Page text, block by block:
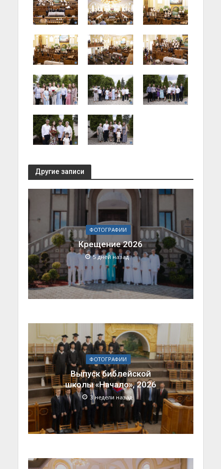
Другие записи
ФОТОГРАФИИ
Крещение 2026
5 дней назад
ФОТОГРАФИИ
Выпуск библейской
школы «Начало», 2026
3 недели назад